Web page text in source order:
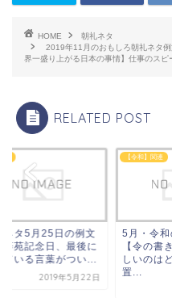
HOME
朝礼ネタ
2019年11月のおもしろ朝礼ネタ
界一盛り上がる日本の事情】仕事のスピ
RELATED POST
ネタ5月25日の例文
辞苑記念日、最後に
ている言葉がつい...
2019年5月22日
【令和】関連
5月・令和
【令の書
しいのは
置...